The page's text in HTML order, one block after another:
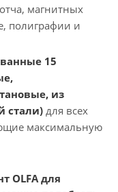
магнитных
полиграфии и
15
из
стали) для всех
максимальную
OLFA для